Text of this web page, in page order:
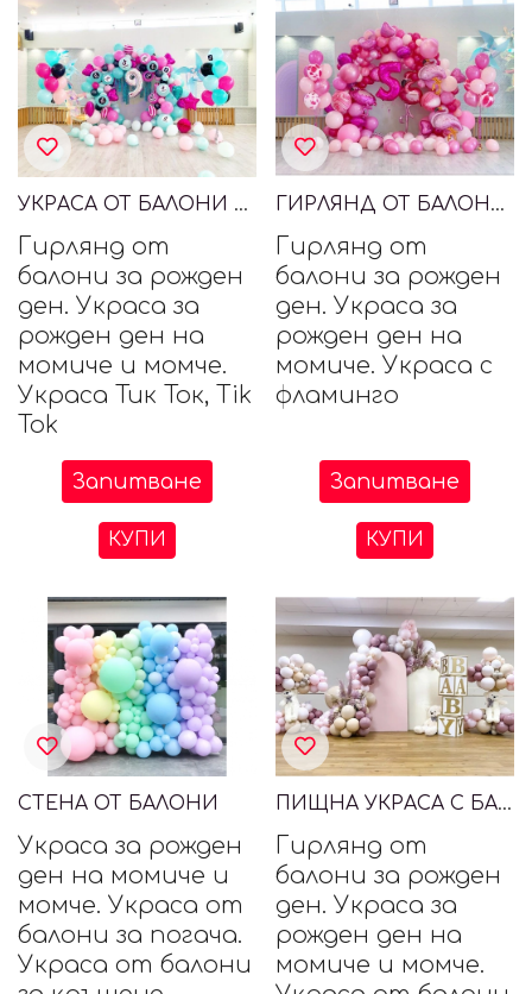
УКРАСА ОТ БАЛОНИ ТИК ТОК, TIK TOK
Гирлянд от
балони за рожден
ден. Украса за
рожден ден на
момиче и момче.
Украса Тик Ток, Tik
Tok
Запитване
КУПИ
ГИРЛЯНД ОТ БАЛОНИ ЗА МОМИЧЕ С ФЛАМИНГО
Гирлянд от
балони за рожден
ден. Украса за
рожден ден на
момиче. Украса с
фламинго
Запитване
КУПИ
СТЕНА ОТ БАЛОНИ
Украса за рожден
ден на момиче и
момче. Украса от
балони за погача.
Украса от балони
ПИЩНА УКРАСА С БАЛОНИ И МЕЧЕТА
Гирлянд от
балони за рожден
ден. Украса за
рожден ден на
момиче и момче.